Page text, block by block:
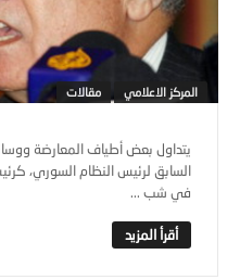
المركز الاعلامي مقالات
يتداول بعض أطياف المعارضة
السابق لرئيس النظام السوري،
في شب ...